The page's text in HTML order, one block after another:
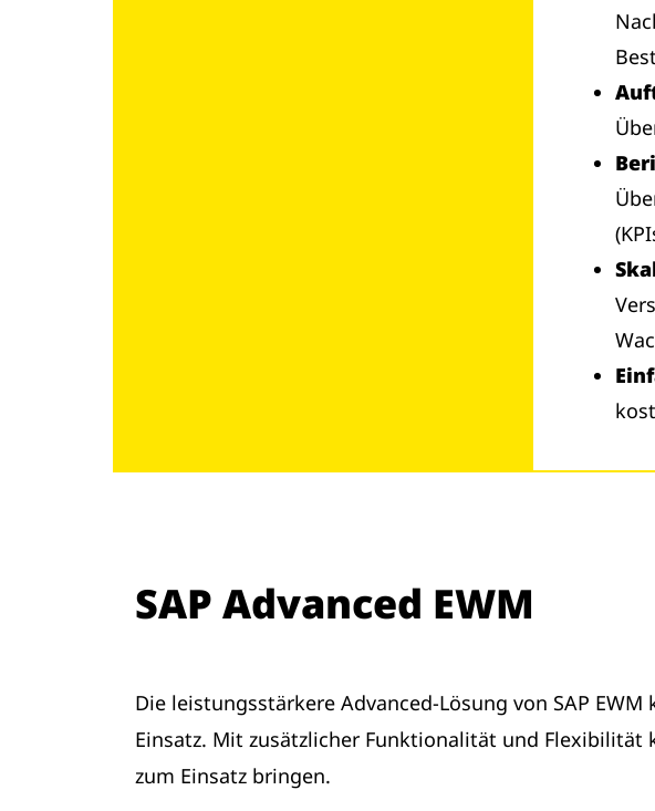
SAP Advanced EWM
Die leistungsstärkere Advanced-Lösung von SAP
Einsatz. Mit zusätzlicher Funktionalität und
zum Einsatz bringen.